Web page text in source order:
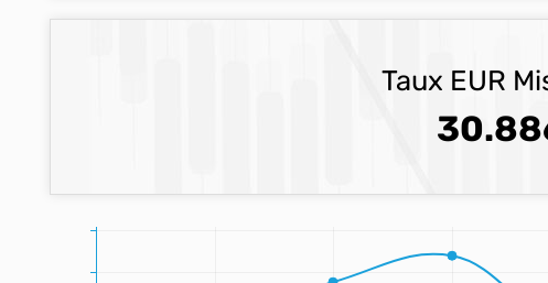
Taux EUR